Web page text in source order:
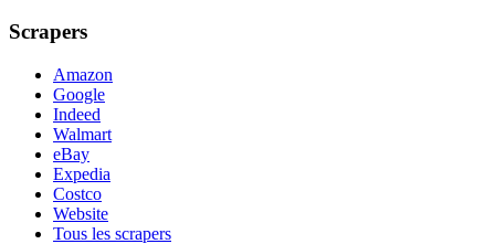
Scrapers
Amazon
Google
Indeed
Walmart
eBay
Expedia
Costco
Website
Tous les scrapers